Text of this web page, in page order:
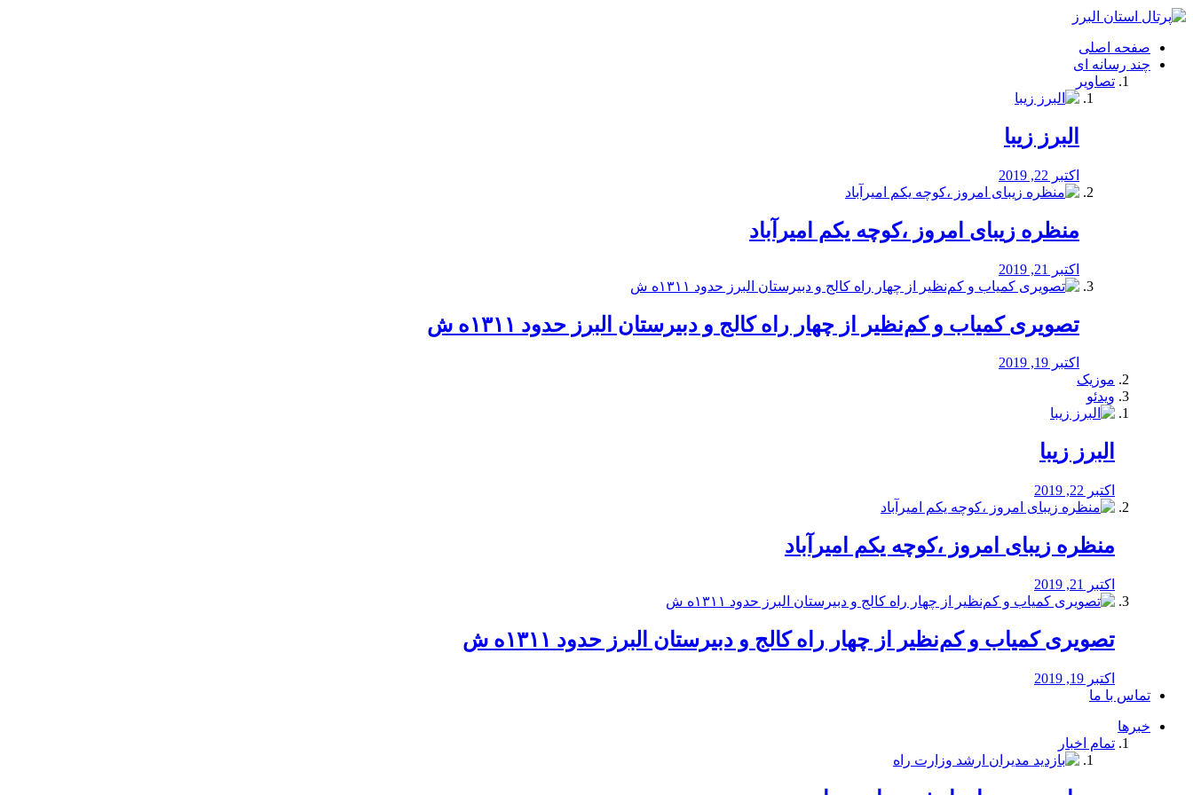
فصد
شرق
تهران
خشکشویی
صفحه اصلی
چند رسانه ای
تصاویر
البرز زیبا
اکتبر 22, 2019
منظره‌‌ زیبای امروز ،کوچه یکم امیرآباد
اکتبر 21, 2019
️تصویری کمیاب و کم‌نظیر از چهار راه كالج و دبيرستان البرز حدود ۱۳۱۱ه ش
اکتبر 19, 2019
موزیک
ویدئو
البرز زیبا
اکتبر 22, 2019
منظره‌‌ زیبای امروز ،کوچه یکم امیرآباد
اکتبر 21, 2019
️تصویری کمیاب و کم‌نظیر از چهار راه كالج و دبيرستان البرز حدود ۱۳۱۱ه ش
اکتبر 19, 2019
تماس با ما
خبرها
تمام اخبار